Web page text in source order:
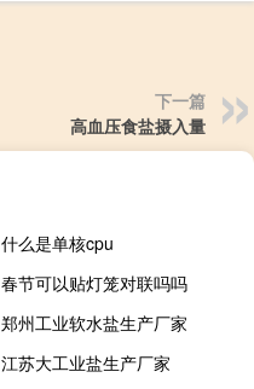
下一篇
高血压食盐摄入量
什么是单核cpu
春节可以贴灯笼对联吗吗
郑州工业软水盐生产厂家
江苏大工业盐生产厂家